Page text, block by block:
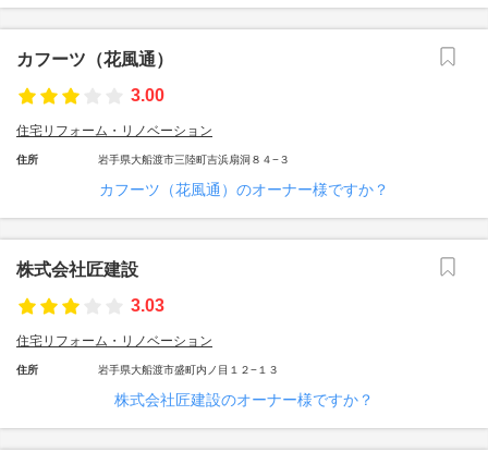
カフーツ（花風通）
3.00
住宅リフォーム・リノベーション
住所 岩手県大船渡市三陸町吉浜扇洞８４−３
カフーツ（花風通）のオーナー様ですか？
株式会社匠建設
3.03
住宅リフォーム・リノベーション
住所 岩手県大船渡市盛町内ノ目１２−１３
株式会社匠建設のオーナー様ですか？